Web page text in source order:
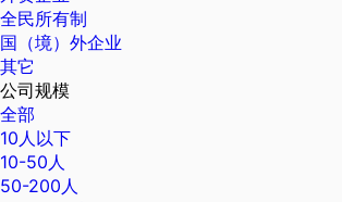
全民所有制
国（境）外企业
其它
公司规模
全部
10人以下
10-50人
50-200人